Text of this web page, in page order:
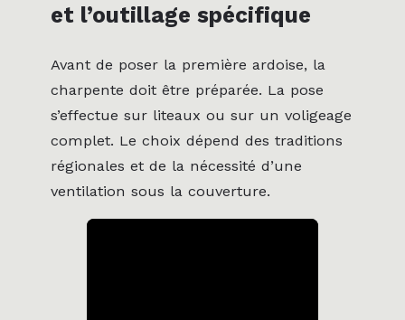
et l’outillage spécifique
Avant de poser la première ardoise, la
charpente doit être préparée. La pose
s’effectue sur liteaux ou sur un voligeage
complet. Le choix dépend des traditions
régionales et de la nécessité d’une
ventilation sous la couverture.